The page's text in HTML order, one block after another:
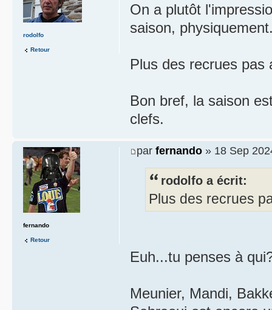
On a plutôt
saison,
Plus des recrues
Bon bref, la saison
clefs.
rodolfo
Retour
par fernando » 18 Sep
rodolfo a écrit:
Plus des recrues
Euh...tu penses à
Meunier, Mandi,
fernando
Retour